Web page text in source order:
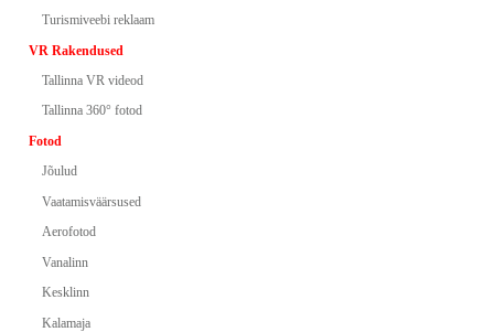
Turismiveebi reklaam
VR Rakendused
Tallinna VR videod
Tallinna 360° fotod
Fotod
Jõulud
Vaatamisväärsused
Aerofotod
Vanalinn
Kesklinn
Kalamaja